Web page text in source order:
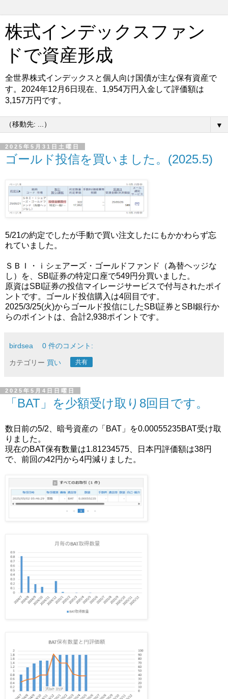
株式インデックスファン
ドで資産形成
全世界株式インデックスと個人向け国債が主な保有資産で
す。2024年12月6日現在、1,954万円入金して評価額は
3,157万円です。
▼
2025年5月31日土曜日
ゴールド投信を買いました。(2025.5)
5/21の約定でしたが手動で買い注文したにもかかわらず忘
れていました。
ＳＢＩ・ｉシェアーズ・ゴールドファンド（為替ヘッジな
し）を、SBI証券の特定口座で549円分買いました。
原資はSBI証券の投信マイレージサービスで付与されたポイ
ントです。ゴールド投信購入は4回目です。
2025/3/25(火)からゴールド投信にしたSBI証券とSBI銀行か
らのポイントは、合計2,938ポイントです。
birdsea 0 件のコメント:
カテゴリー 買い 共有
2025年5月4日日曜日
「BAT」を少額受け取り8回目です。
数日前の5/2、暗号資産の「BAT」を0.00055235BAT受け取
りました。
現在のBAT保有数量は1.81234575、日本円評価額は38円
で、前回の42円から4円減りました。